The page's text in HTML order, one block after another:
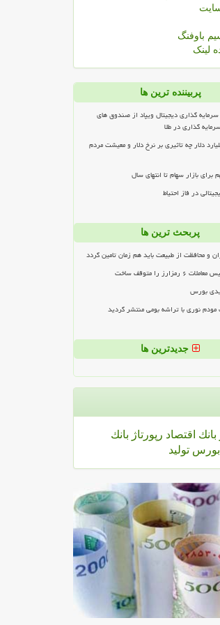
باوفنگ
لینک
پربیننده ترین ها
گذاری دیجیتال ویپاد از صندوق های
گذاری در طلا
۶ میلیارد دلار چه تاثیری بر نرخ دلار و معیشت مردم
بازار سهام تا انتهای سال
در فاز احتیاط
پربحث ترین ها
و محافظت از طبیعت باید هم زمان تامین گردد
را متوقف ساخت
بورس
نوری با تراشه بومی منتشر گردید
جدیدترین ها
بانك اقتصاد رپورتاژ بانك
بورس تولید